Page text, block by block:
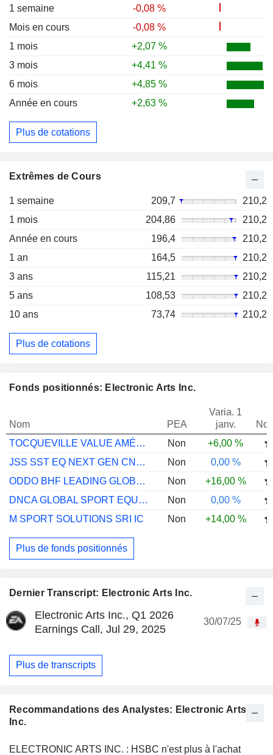
Dernier Transcript: Electronic Arts Inc.
Electronic Arts Inc., Q1 2026
Earnings Call, Jul 29, 2025
30/07/25
Plus de transcripts
Recommandations des Analystes: Electronic Arts
Inc.
ELECTRONIC ARTS INC. : HSBC n'est plus à l'achat
1 semaine
-0,08 %
Mois en cours
-0,08 %
1 mois
+2,07 %
3 mois
+4,41 %
6 mois
+4,85 %
Année en cours
+2,63 %
Plus de cotations
Extrêmes de Cours
1 semaine 209,7
210,2
1 mois
204,86
210,2
Année en cours
196,4
210,2
1 an
164,5
210,2
3 ans
115,21
210,2
5 ans
108,53
210,2
10 ans
73,74 210,2
Plus de cotations
Fonds positionnés: Electronic Arts Inc.
Nom PEA
Varia. 1
janv.
TOCQUEVILLE VALUE AMÉRIQUE ISR P
Non
+6,00 %
JSS SST EQ NEXT GEN CNSMR YUSD ACC
Non
0,00 %
ODDO BHF LEADING GLOBAL TRENDS CIW EUR
Non
+16,00 %
DNCA GLOBAL SPORT EQUITY RA EUR CAP
Non
0,00 %
M SPORT SOLUTIONS SRI IC
Non +14,00 %
Plus de fonds positionnés